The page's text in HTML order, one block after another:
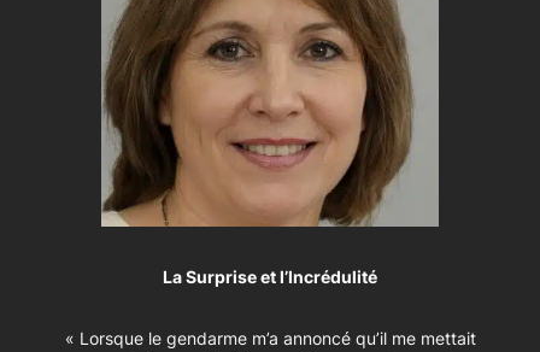
La Surprise et l’Incrédulité
« Lorsque le gendarme m’a annoncé qu’il me mettait